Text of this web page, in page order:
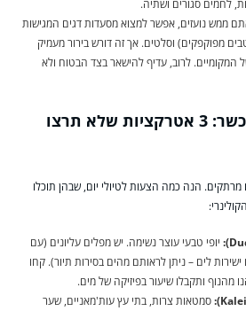
לחמים סגורים ושתיה.
ממש נועזים, אפשר למצוא מסעדות דגים המגישות
מפוקפקים) וסלטים. אך זה דורש בירור מעמיק
המקומיים. לרוב, עדיף להישאר בצד הבטוח ולא
טיולי יום עם טוויסט כשר: 3 אטרקציות שלא תרצו
הנה כמה הצעות לטיולי יום, שבהן תוכלו
יופי טבעי עוצר נשימה. יש מפלים עליונים (עם
לים – ניתן לראותם מהים בסירות תיור). קחו
מהנוף ותקבלו שיעור בפיזיקה של מים.
סמטאות צרות, בתי עץ עות'מאניים, שער